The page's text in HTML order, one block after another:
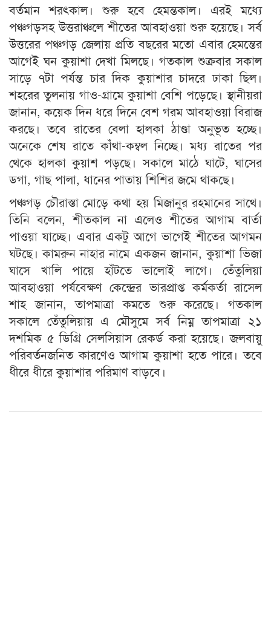
বর্তমান শরৎকাল। শুরু হবে হেমন্তকাল। এরই মধ্যে
পঞ্চগড়সহ উত্তরাঞ্চলে শীতের আবহাওয়া শুরু হয়েছে। সর্ব
উত্তরের পঞ্চগড় জেলায় প্রতি বছরের মতো এবার হেমন্তের
আগেই ঘন কুয়াশা দেখা মিলছে। গতকাল শুক্রবার সকাল
সাড়ে ৭টা পর্যন্ত চার দিক কুয়াশার চাদরে ঢাকা ছিল।
শহরের তুলনায় গাও-গ্রামে কুয়াশা বেশি পড়েছে। স্থানীয়রা
জানান, কয়েক দিন ধরে দিনে বেশ গরম আবহাওয়া বিরাজ
করছে। তবে রাতের বেলা হালকা ঠাণ্ডা অনুভূত হচ্ছে।
অনেকে শেষ রাতে কাঁথা-কম্বল নিচ্ছে। মধ্য রাতের পর
থেকে হালকা কুয়াশ পড়ছে। সকালে মাঠে ঘাটে, ঘাসের
ডগা, গাছ পালা, ধানের পাতায় শিশির জমে থাকছে।
পঞ্চগড় চৌরাস্তা মোড়ে কথা হয় মিজানুর রহমানের সাথে।
তিনি বলেন, শীতকাল না এলেও শীতের আগাম বার্তা
পাওয়া যাচ্ছে। এবার একটু আগে ভাগেই শীতের আগমন
ঘটছে। কামরুন নাহার নামে একজন জানান, কুয়াশা ভিজা
ঘাসে খালি পায়ে হাঁটতে ভালোই লাগে। তেঁতুলিয়া
আবহাওয়া পর্যবেক্ষণ কেন্দ্রের ভারপ্রাপ্ত কর্মকর্তা রাসেল
শাহ জানান, তাপমাত্রা কমতে শুরু করেছে। গতকাল
সকালে তেঁতুলিয়ায় এ মৌসুমে সর্ব নিম্ন তাপমাত্রা ২১
দশমিক ৫ ডিগ্রি সেলসিয়াস রেকর্ড করা হয়েছে। জলবায়ু
পরিবর্তনজনিত কারণেও আগাম কুয়াশা হতে পারে। তবে
ধীরে ধীরে কুয়াশার পরিমাণ বাড়বে।